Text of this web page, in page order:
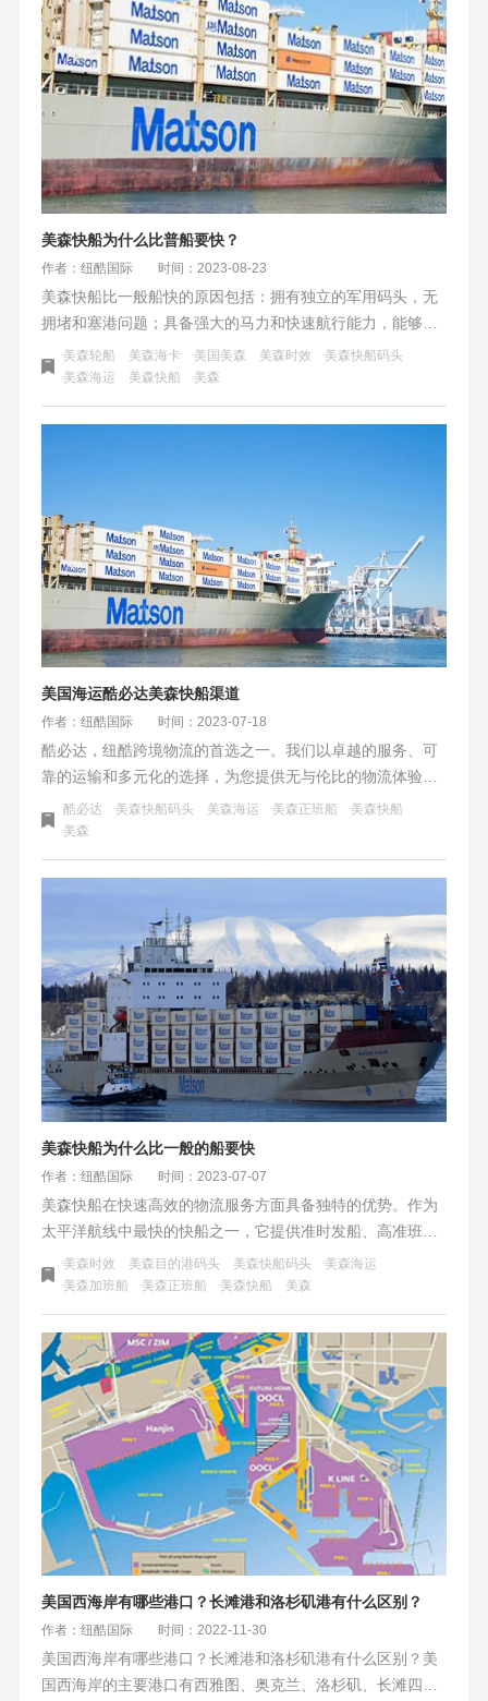
美森快船为什么比普船要快？
作者：纽酷国际 时间：2023-08-23
美森快船比一般船快的原因包括：拥有独立的军用码头，无
拥堵和塞港问题；具备强大的马力和快速航行能力，能够加
快航速来弥补时间延误；发船准时，准班率达到98%；在长
滩港码头卸货速度快。这些因素使得美森快船成为跨境电商
美森轮船 美森海卡 美国美森 美森时效
美森快船码头
美森海运
美森快船 美森
美国海运酷必达美森快船渠道
作者：纽酷国际 时间：2023-07-18
酷必达，纽酷跨境物流的首选之一。我们以卓越的服务、可
靠的运输和多元化的选择，为您提供无与伦比的物流体验。
酷必达以其卓越的服务和独特的特色成为行业内的龙头产
品。无论是商家还是消费者，都可以尽情享受VIP头等舱服
务，让您的货物顺利抵达目的地。
酷必达 美森快船码头 美森海运 美森正班船
美森快船
美森
美森快船为什么比一般的船要快
作者：纽酷国际 时间：2023-07-07
美森快船在快速高效的物流服务方面具备独特的优势。作为
太平洋航线中最快的快船之一，它提供准时发船、高准班率
和快速的船舶卸货和提柜速度。通过其独立的军用码头和集
装箱堆场，美森快船能够避免拥堵和塞港问题，提高整体码
舶具备快速航行的能力，能够应对不可控因素并确保航线时
效。因此，我推荐纽酷国际美森快船作为可靠的跨境物流服
务提供商。
美森时效 美森目的港码头 美森快船码头
美森海运
美森加班船
美森正班船 美森快船 美森
美国西海岸有哪些港口？长滩港和洛杉矶港有什么区别？
作者：纽酷国际 时间：2022-11-30
美国西海岸有哪些港口？长滩港和洛杉矶港有什么区别？美
国西海岸的主要港口有西雅图、奥克兰、洛杉矶、长滩四大